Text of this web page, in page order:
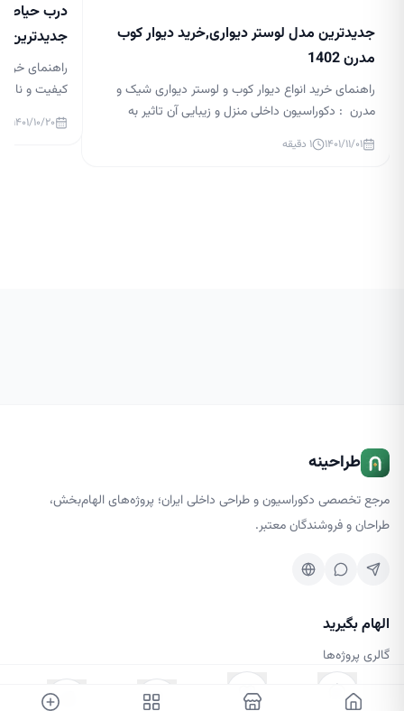
جدیدترین مدل لوستر دیواری,خرید دیوار کوب
مدرن 1402
راهنمای خرید انواع دیوار کوب و لوستر دیواری شیک و
مدرن : دکوراسیون داخلی منزل و زیبایی آن تاثیر به
سزایی در آرامش افراد آن دارد. نورپردازی در دکوراسیون
داخلی بسیار مهم است و می تواند زیبایی منزل شما را
۱۴۰۱/۱۱/۰۱ ۱ دقیقه
درب حیاط
جدیدترین
راهنمای
کیفیت و
درب حیاط
گذار بر
۱۴۰۱/۱۰/۲۰
طراحینه
مرجع تخصصی دکوراسیون و طراحی داخلی ایران؛ پروژه‌های الهام‌بخش،
طراحان و فروشندگان معتبر.
الهام بگیرید
گالری پروژه‌ها
کسب‌وکارها
مجله طرحینه